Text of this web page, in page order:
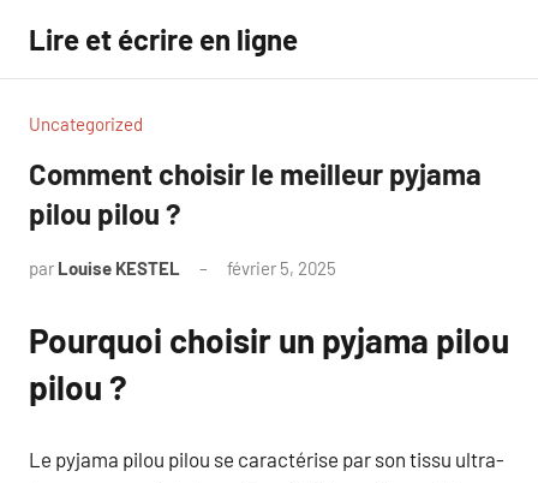
contenu
Lire et écrire en ligne
Uncategorized
Comment choisir le meilleur pyjama
pilou pilou ?
par Louise KESTEL février 5, 2025
Pourquoi choisir un pyjama pilou
pilou ?
Le pyjama pilou pilou se caractérise par son tissu ultra-